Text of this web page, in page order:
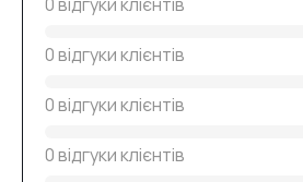
#53
#50
90–120 секунд у лампі 48 Вт
0 відгуки клієнтів
0 відгуки клієнтів
0 відгуки клієнтів